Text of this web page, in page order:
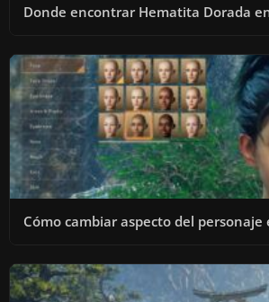
Donde encontrar Hematita Dorada
Cómo cambiar aspecto del personaje